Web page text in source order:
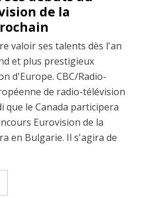
de la
valoir ses talents dès l'an
et plus prestigieux
d'Europe. CBC/Radio-
de radio-télévision
que le Canada participera
Eurovision de la
en Bulgarie. Il s'agira de